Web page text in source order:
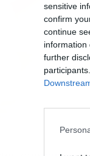
sensitive
confirm
continue
information
further